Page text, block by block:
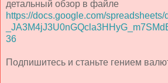
детальный обзор в файле
https://docs.google.com/
36
Подпишитесь и станьте гением